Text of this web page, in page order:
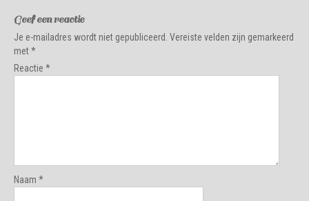
Geef een reactie
Je e-mailadres wordt niet gepubliceerd. Vereiste velden zijn gemarkeerd
met*
Reactie *
Naam *